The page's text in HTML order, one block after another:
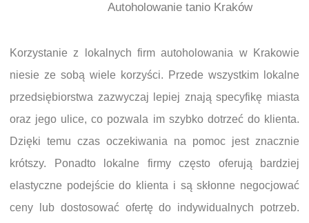
Autoholowanie tanio Kraków
Korzystanie z lokalnych firm autoholowania w Krakowie
niesie ze sobą wiele korzyści. Przede wszystkim lokalne
przedsiębiorstwa zazwyczaj lepiej znają specyfikę miasta
oraz jego ulice, co pozwala im szybko dotrzeć do klienta.
Dzięki temu czas oczekiwania na pomoc jest znacznie
krótszy. Ponadto lokalne firmy często oferują bardziej
elastyczne podejście do klienta i są skłonne negocjować
ceny lub dostosować ofertę do indywidualnych potrzeb.